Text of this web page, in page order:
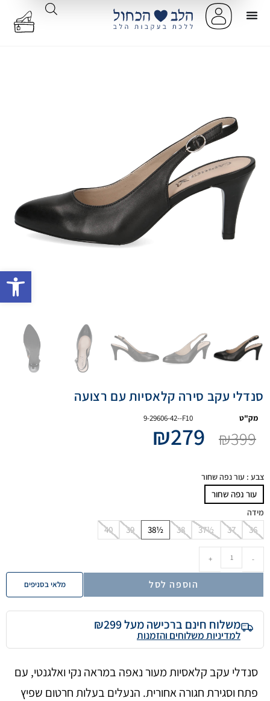
סנדלי עקב סירה קלאסיות עם רצועה
מק"ט 9-29606-42--F10
₪399
₪279
צבע : עור נפה שחור
עור נפה שחור
מידה
36
37
37½
38
38½
39
40
-
+
הוספה לסל מלאי בסניפים
משלוח חינם ברכישה מעל ₪299
למדיניות משלוחים והזמנות
סנדלי עקב קלאסיות מעור נאפה במראה נקי ואלגנטי, עם
פתח וסגירת חגורה אחורית. הנעלים בעלות חרטום שפיץ